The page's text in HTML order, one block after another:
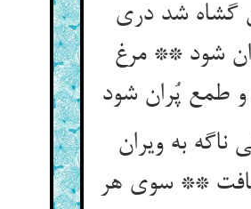
گشاه شد دری
شود ** مرغ
و طمع پُران شود
ناگه به ویران
** سوی هر